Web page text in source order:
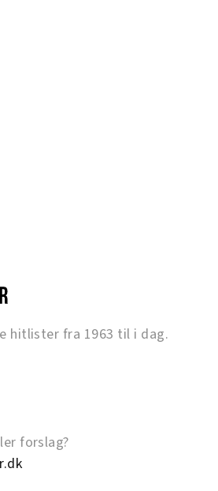
hitlister fra 1963 til i dag.
forslag?